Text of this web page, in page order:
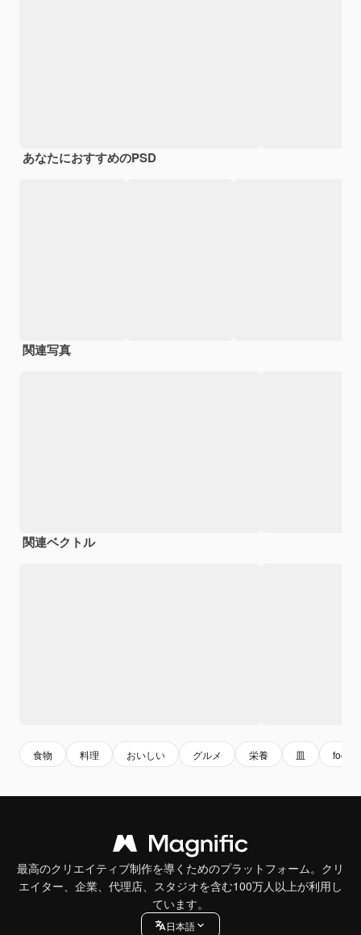
あなたにおすすめのPSD
関連写真
関連ベクトル
食物 料理 おいしい グルメ 栄養 皿 food
最高のクリエイティブ制作を導くためのプラットフォーム。クリ
エイター、企業、代理店、スタジオを含む100万人以上が利用し
ています。
日本語